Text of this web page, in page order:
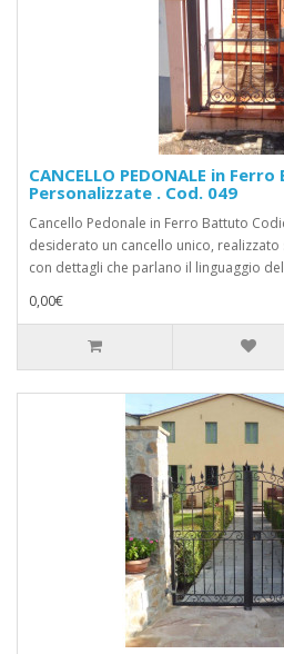
CANCELLO PEDONALE in
Personalizzate . Cod. 049
Cancello Pedonale in Ferro Battuto
desiderato un cancello unico, realizzato
con dettagli che parlano il linguaggio
0,00€